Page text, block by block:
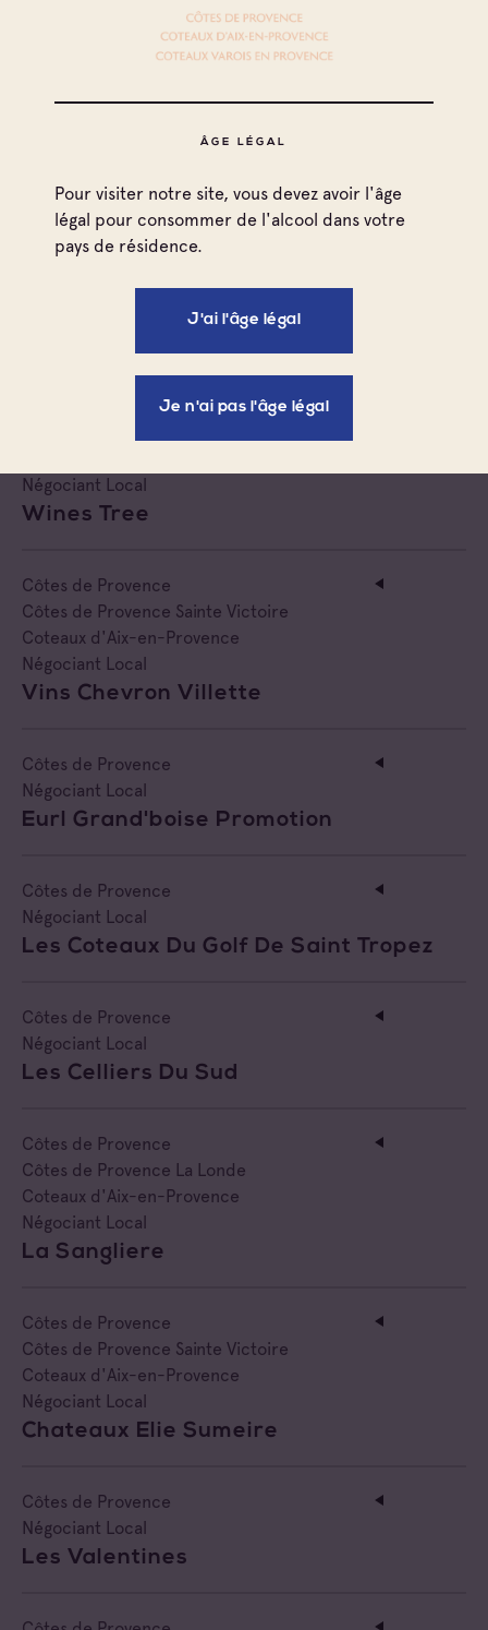
ÂGE LÉGAL
Pour visiter notre site, vous devez avoir l'âge
légal pour consommer de l'alcool dans votre
pays de résidence.
J'ai l'âge légal
Je n'ai pas l'âge légal
Sarl Provence Millesime
Côtes de Provence
Côtes de Provence
Côtes de Provence Sainte Victoire
Négociant Local
Wines Tree
Côtes de Provence
Côtes de Provence Sainte Victoire
Coteaux d'Aix-en-Provence
Négociant Local
Vins Chevron Villette
Côtes de Provence
Négociant Local
Eurl Grand'boise Promotion
Côtes de Provence
Négociant Local
Les Coteaux Du Golf De Saint Tropez
Côtes de Provence
Négociant Local
Les Celliers Du Sud
Côtes de Provence
Côtes de Provence La Londe
Coteaux d'Aix-en-Provence
Négociant Local
La Sangliere
Côtes de Provence
Côtes de Provence Sainte Victoire
Coteaux d'Aix-en-Provence
Négociant Local
Chateaux Elie Sumeire
Côtes de Provence
Négociant Local
Les Valentines